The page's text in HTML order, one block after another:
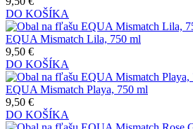
DO KOŠÍKA
EQUA Mismatch Lila, 750 ml
9,50 €
DO KOŠÍKA
EQUA Mismatch Playa, 750 ml
9,50 €
DO KOŠÍKA